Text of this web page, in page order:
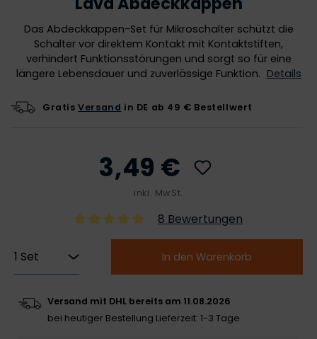
Das Abdeckkappen-Set für Mikroschalter schützt die
Schalter vor direktem Kontakt mit Kontaktstiften,
verhindert Funktionsstörungen und sorgt so für eine
längere Lebensdauer und zuverlässige Funktion. Details
GratisVersand in DE ab 49 € Bestellwert
3,49 €
inkl. MwSt.
8 Bewertungen
In den Warenkorb
Versand mit DHL bereits am 11.08.2026
bei heutiger Bestellung Lieferzeit: 1-3 Tage